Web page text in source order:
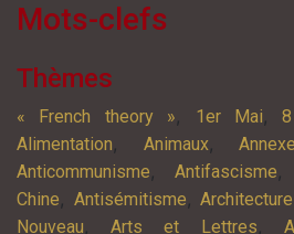
Mots-clefs
Thèmes
« French theory », 1er Mai,
Alimentation, Animaux,
Anticommunisme, Antifascisme,
Chine, Antisémitisme,Architecture
Nouveau,Arts et Lettres,